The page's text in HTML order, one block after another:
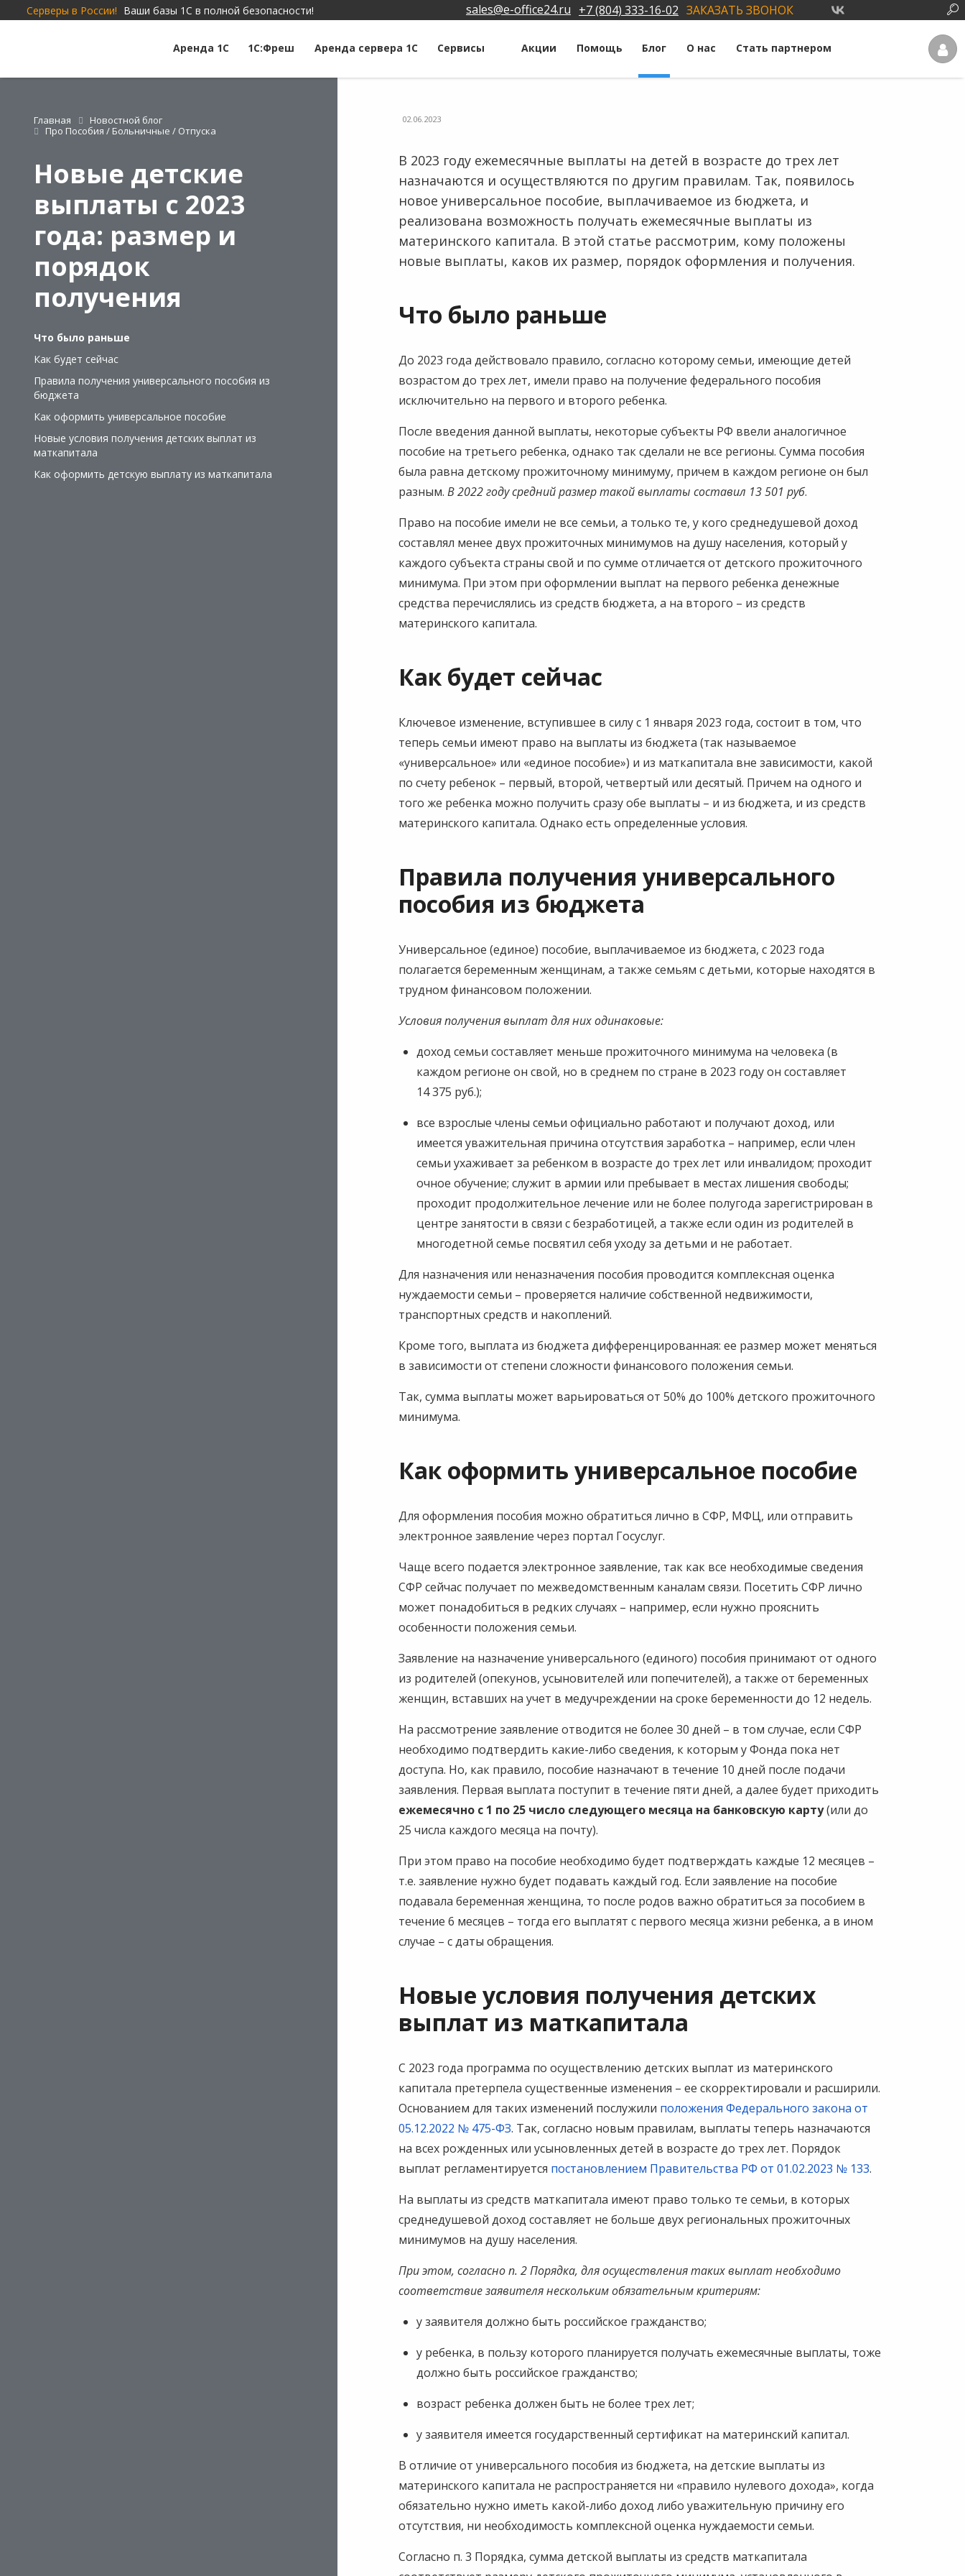
Серверы в России! Ваши базы 1С в полной безопасности! sales@e-office24.ru +7 (804) 333-16-02 ЗАКАЗАТЬ ЗВОНОК
Аренда 1С 1С:Фреш Аренда сервера 1С Сервисы Акции Помощь Блог О нас Стать партнером
Главная
Новостной блог
Про Пособия / Больничные / Отпуска
Новые детские
выплаты с 2023
года: размер и
порядок
получения
Что было раньше
Как будет сейчас
Правила получения универсального пособия из
бюджета
Как оформить универсальное пособие
Новые условия получения детских выплат из
маткапитала
Как оформить детскую выплату из маткапитала
02.06.2023
В 2023 году ежемесячные выплаты на детей в возрасте до трех лет
назначаются и осуществляются по другим правилам. Так, появилось
новое универсальное пособие, выплачиваемое из бюджета, и
реализована возможность получать ежемесячные выплаты из
материнского капитала. В этой статье рассмотрим, кому положены
новые выплаты, каков их размер, порядок оформления и получения.
Что было раньше
До 2023 года действовало правило, согласно которому семьи, имеющие детей
возрастом до трех лет, имели право на получение федерального пособия
исключительно на первого и второго ребенка.
После введения данной выплаты, некоторые субъекты РФ ввели аналогичное
пособие на третьего ребенка, однако так сделали не все регионы. Сумма пособия
была равна детскому прожиточному минимуму, причем в каждом регионе он был
разным.В 2022 году средний размер такой выплаты составил 13 501 руб.
Право на пособие имели не все семьи, а только те, у кого среднедушевой доход
составлял менее двух прожиточных минимумов на душу населения, который у
каждого субъекта страны свой и по сумме отличается от детского прожиточного
минимума. При этом при оформлении выплат на первого ребенка денежные
средства перечислялись из средств бюджета, а на второго – из средств
материнского капитала.
Как будет сейчас
Ключевое изменение, вступившее в силу с 1 января 2023 года, состоит в том, что
теперь семьи имеют право на выплаты из бюджета (так называемое
«универсальное» или «единое пособие») и из маткапитала вне зависимости, какой
по счету ребенок – первый, второй, четвертый или десятый. Причем на одного и
того же ребенка можно получить сразу обе выплаты – и из бюджета, и из средств
материнского капитала. Однако есть определенные условия.
Правила получения универсального
пособия из бюджета
Универсальное (единое) пособие, выплачиваемое из бюджета, с 2023 года
полагается беременным женщинам, а также семьям с детьми, которые находятся в
трудном финансовом положении.
Условия получения выплат для них одинаковые:
доход семьи составляет меньше прожиточного минимума на человека (в
каждом регионе он свой, но в среднем по стране в 2023 году он составляет
14 375 руб.);
все взрослые члены семьи официально работают и получают доход, или
имеется уважительная причина отсутствия заработка – например, если член
семьи ухаживает за ребенком в возрасте до трех лет или инвалидом; проходит
очное обучение; служит в армии или пребывает в местах лишения свободы;
проходит продолжительное лечение или не более полугода зарегистрирован в
центре занятости в связи с безработицей, а также если один из родителей в
многодетной семье посвятил себя уходу за детьми и не работает.
Для назначения или неназначения пособия проводится комплексная оценка
нуждаемости семьи – проверяется наличие собственной недвижимости,
транспортных средств и накоплений.
Кроме того, выплата из бюджета дифференцированная: ее размер может меняться
в зависимости от степени сложности финансового положения семьи.
Так, сумма выплаты может варьироваться от 50% до 100% детского прожиточного
минимума.
Как оформить универсальное пособие
Для оформления пособия можно обратиться лично в СФР, МФЦ, или отправить
электронное заявление через портал Госуслуг.
Чаще всего подается электронное заявление, так как все необходимые сведения
СФР сейчас получает по межведомственным каналам связи. Посетить СФР лично
может понадобиться в редких случаях – например, если нужно прояснить
особенности положения семьи.
Заявление на назначение универсального (единого) пособия принимают от одного
из родителей (опекунов, усыновителей или попечителей), а также от беременных
женщин, вставших на учет в медучреждении на сроке беременности до 12 недель.
На рассмотрение заявление отводится не более 30 дней – в том случае, если СФР
необходимо подтвердить какие-либо сведения, к которым у Фонда пока нет
доступа. Но, как правило, пособие назначают в течение 10 дней после подачи
заявления. Первая выплата поступит в течение пяти дней, а далее будет приходить
ежемесячно с 1 по 25 число следующего месяца на банковскую карту(или до
25 числа каждого месяца на почту).
При этом право на пособие необходимо будет подтверждать каждые 12 месяцев –
т.е. заявление нужно будет подавать каждый год. Если заявление на пособие
подавала беременная женщина, то после родов важно обратиться за пособием в
течение 6 месяцев – тогда его выплатят с первого месяца жизни ребенка, а в ином
случае – с даты обращения.
Новые условия получения детских
выплат из маткапитала
С 2023 года программа по осуществлению детских выплат из материнского
капитала претерпела существенные изменения – ее скорректировали и расширили.
Основанием для таких изменений послужили положения Федерального закона от
05.12.2022 № 475-ФЗ. Так, согласно новым правилам, выплаты теперь назначаются
на всех рожденных или усыновленных детей в возрасте до трех лет. Порядок
выплат регламентируется постановлением Правительства РФ от 01.02.2023 № 133.
На выплаты из средств маткапитала имеют право только те семьи, в которых
среднедушевой доход составляет не больше двух региональных прожиточных
минимумов на душу населения.
При этом, согласно п. 2 Порядка, для осуществления таких выплат необходимо
соответствие заявителя нескольким обязательным критериям:
у заявителя должно быть российское гражданство;
у ребенка, в пользу которого планируется получать ежемесячные выплаты, тоже
должно быть российское гражданство;
возраст ребенка должен быть не более трех лет;
у заявителя имеется государственный сертификат на материнский капитал.
В отличие от универсального пособия из бюджета, на детские выплаты из
материнского капитала не распространяется ни «правило нулевого дохода», когда
обязательно нужно иметь какой-либо доход либо уважительную причину его
отсутствия, ни необходимость комплексной оценка нуждаемости семьи.
Согласно п. 3 Порядка, сумма детской выплаты из средств маткапитала